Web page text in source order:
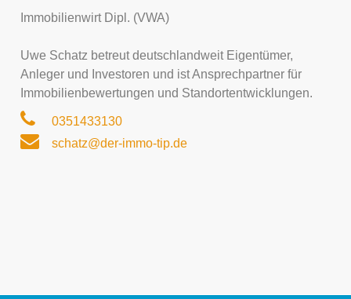
Immobilienwirt Dipl. (VWA)
Uwe Schatz betreut deutschlandweit Eigentümer,
Anleger und Investoren und ist Ansprechpartner für
Immobilienbewertungen und Standortentwicklungen.
0351433130
schatz@der-immo-tip.de